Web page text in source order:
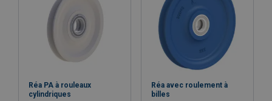
Réa PA à rouleaux
cylindriques
Réa avec roulement à
billes